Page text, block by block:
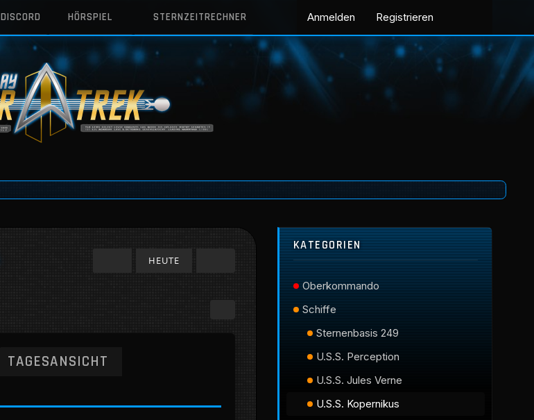
DISCORD HÖRSPIEL STERNZEITRECHNER Anmelden Registrieren
HEUTE
TAGESANSICHT
KATEGORIEN
Oberkommando
Schiffe
Sternenbasis 249
U.S.S. Perception
U.S.S. Jules Verne
U.S.S. Kopernikus